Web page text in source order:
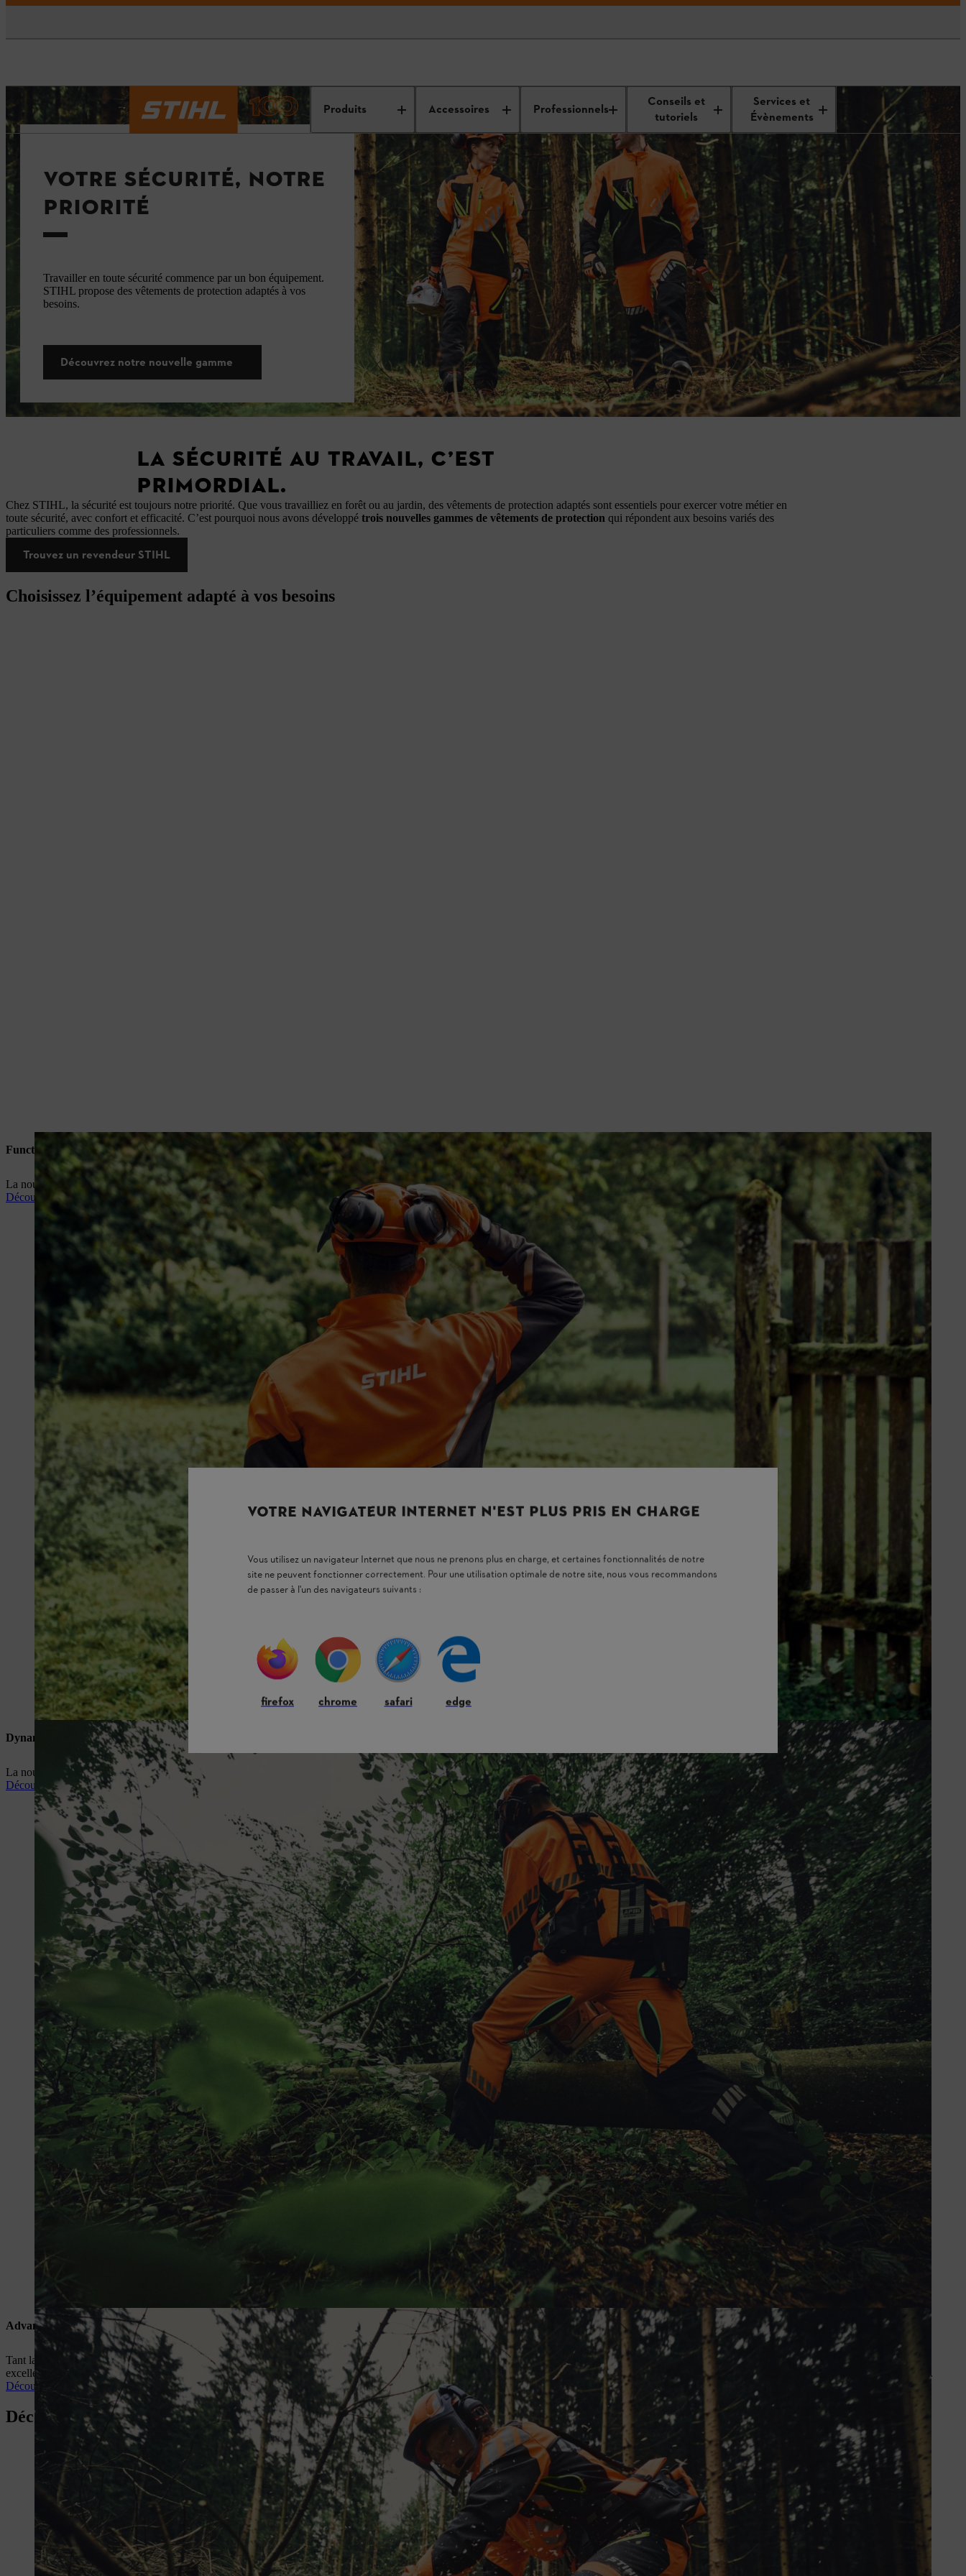
Produits Accessoires Professionnels
Conseils et
tutoriels
Services et
Évènements
VOTRE SÉCURITÉ, NOTRE
PRIORITÉ
Travailler en toute sécurité commence par un bon équipement.
STIHL propose des vêtements de protection adaptés à vos
besoins.
Découvrez notre nouvelle gamme
LA SÉCURITÉ AU TRAVAIL, C’EST
PRIMORDIAL.
Chez STIHL, la sécurité est toujours notre priorité. Que vous travailliez en forêt ou au jardin, des vêtements de protection adaptés sont essentiels pour exercer votre métier en
toute sécurité, avec confort et efficacité. C’est pourquoi nous avons développé trois nouvelles gammes de vêtements de protection qui répondent aux besoins variés des
particuliers comme des professionnels.
Trouvez un revendeur STIHL
Choisissez l’équipement adapté à vos besoins
Function
La nouvelle tenue FUNCTION Core a été spécialement conçue pour les particuliers qui souhaitent travailler avec une tronçonneuse ainsi que pour les travaux occasionnels.
Découvrez la série FUNCTION
Dynamic
La nouvelle tenue DYNAMIC DuroTEC offre aux professionnels et aux utilisateurs particuliers exigeants une liberté de mouvement totale et une grande robustesse.
Découvrez la série DYNAMIC
Advance
Tant la veste que le pantalon sont conçus pour des applications professionnelles très exigeantes. Ils sont fabriqués à partir de matériaux de qualité supérieure, qui assurent un poids réduit, une
excellente thermoactivité ainsi qu’une protection optimale contre l’humidité et le froid. Les tenues sont également équipées d’ouvertures d’aération pratiques et de poches bien pensées pour un confort accru.
Découvrez la série ADVANCE
Découvrez tous les détails dans notre brochure
Vous souhaitez en savoir plus sur les nouvelles collections FUNCTION, DYNAMIC et ADVANCE ? Notre brochure vous offre un
aperçu complet de chaque vêtement, avec toutes les spécifications, les conseils d’entretien et les informations sur les tailles. Idéal pour
choisir rapidement l’équipement adapté à votre travail.
VOTRE NAVIGATEUR INTERNET N'EST PLUS PRIS EN CHARGE
Vous utilisez un navigateur Internet que nous ne prenons plus en charge, et certaines fonctionnalités de notre
site ne peuvent fonctionner correctement. Pour une utilisation optimale de notre site, nous vous recommandons
de passer à l'un des navigateurs suivants :
firefox chrome safari edge